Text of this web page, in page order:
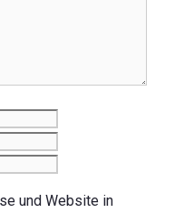
und Website in